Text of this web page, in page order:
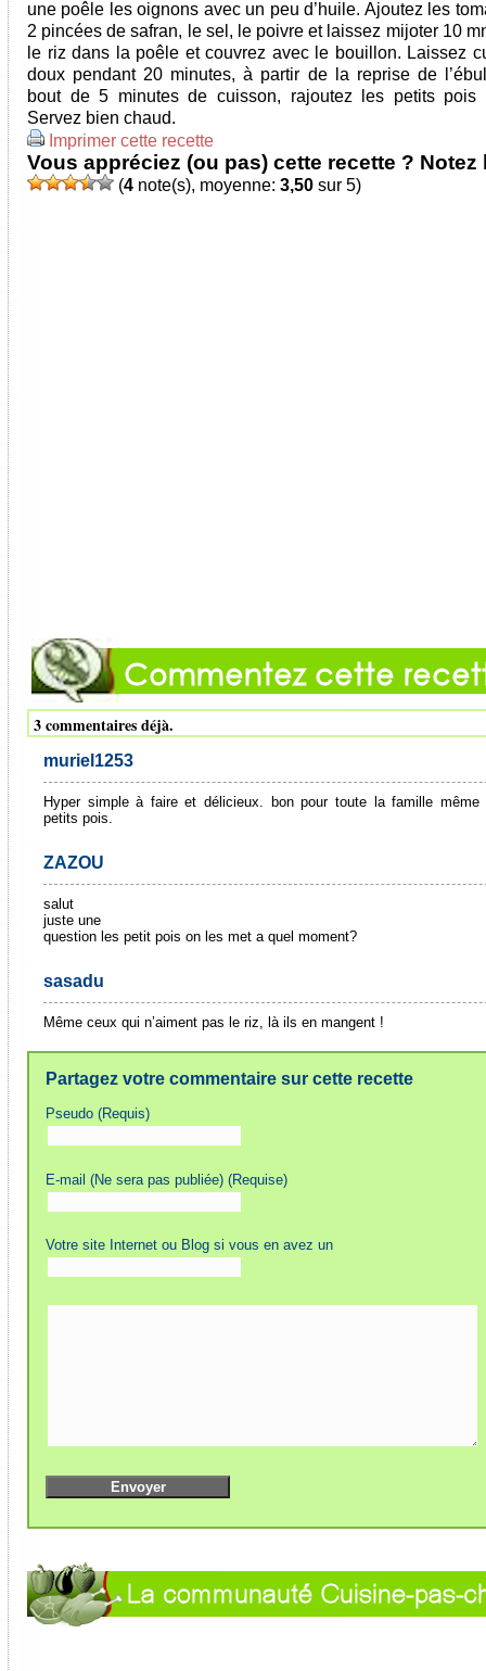
une poêle les oignons avec un peu d’huile. Ajoutez les
2 pincées de safran, le sel, le poivre et laissez mijoter 10
le riz dans la poêle et couvrez avec le bouillon. Laissez
doux pendant 20 minutes, à partir de la reprise de
bout de 5 minutes de cuisson, rajoutez les petits pois
Servez bien chaud.
Imprimer cette recette
Vous appréciez (ou pas) cette recette ? Notez
(4 note(s), moyenne: 3,50 sur 5)
3 commentaires déjà.
muriel1253
Hyper simple à faire et délicieux. bon pour toute la famille même
petits pois.
ZAZOU
salut
juste une
question les petit pois on les met a quel moment?
sasadu
Même ceux qui n’aiment pas le riz, là ils en mangent !
Partagez votre commentaire sur cette recette
Pseudo (Requis)
E-mail (Ne sera pas publiée) (Requise)
Votre site Internet ou Blog si vous en avez un